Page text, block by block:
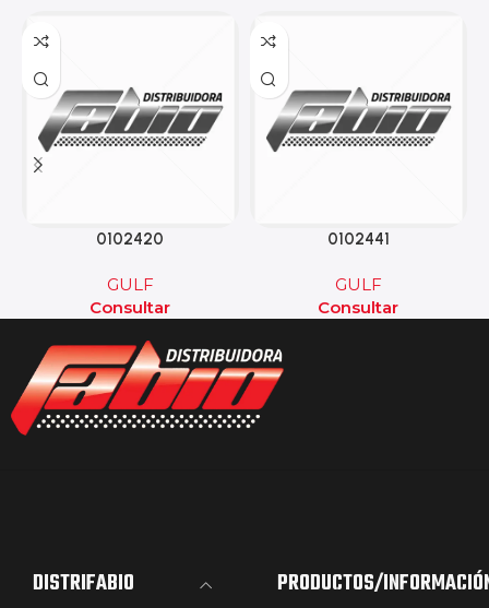
0102420
GULF
Consultar
0102441
GULF
Consultar
DISTRIFABIO PRODUCTOS/